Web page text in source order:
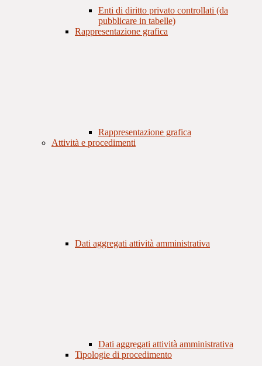
Enti di diritto privato controllati (da
pubblicare in tabelle)
Rappresentazione grafica
Rappresentazione grafica
Attività e procedimenti
Dati aggregati attività amministrativa
Dati aggregati attività amministrativa
Tipologie di procedimento